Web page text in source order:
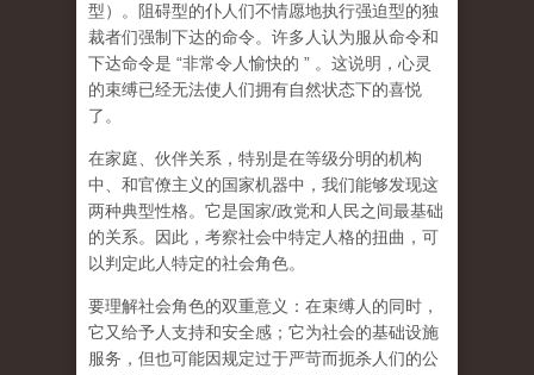
型）。阻碍型的仆人们不情愿地执行强迫型的独
裁者们强制下达的命令。许多人认为服从命令和
下达命令是 “非常令人愉快的 ” 。这说明，心灵
的束缚已经无法使人们拥有自然状态下的喜悦
了。
在家庭、伙伴关系，特别是在等级分明的机构
中、和官僚主义的国家机器中，我们能够发现这
两种典型性格。它是国家/政党和人民之间最基础
的关系。因此， 考察社会中特定人格的扭曲，可
以判定此人特定的社会角色。
要理解社会角色的双重意义 ：在束缚人的同时，
它又给予人支持和安全感；它为社会的基础设施
服务，但也可能因规定过于严苛而扼杀人们的公